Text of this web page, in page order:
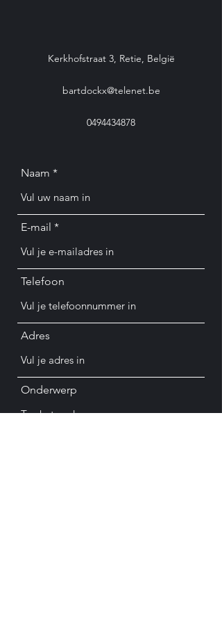
Kerkhofstraat 3, Retie, België
bartdockx@telenet.be
0494434878
Naam
E-mail
Telefoon
Adres
Onderwerp